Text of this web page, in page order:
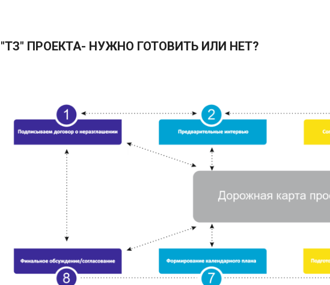
"ТЗ" ПРОЕКТА- НУЖНО ГОТОВИТЬ ИЛИ НЕТ?